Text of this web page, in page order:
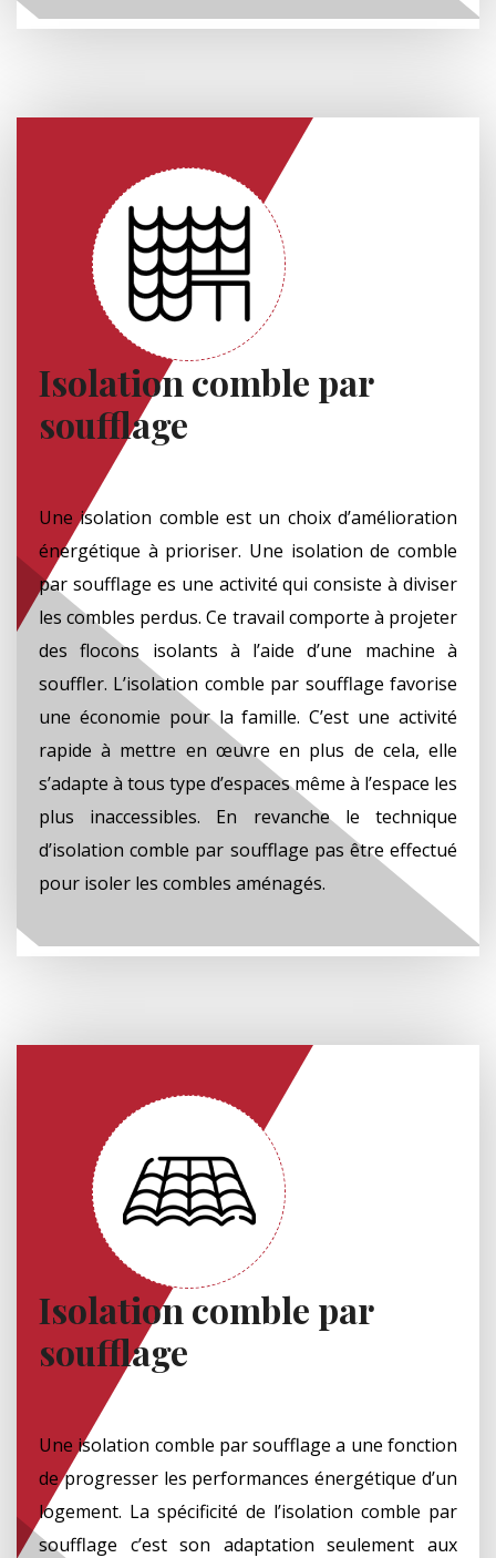
Isolation comble par
soufflage
Une isolation comble est un choix d’amélioration
énergétique à prioriser. Une isolation de comble
par soufflage es une activité qui consiste à diviser
les combles perdus. Ce travail comporte à projeter
des flocons isolants à l’aide d’une machine à
souffler. L’isolation comble par soufflage favorise
une économie pour la famille. C’est une activité
rapide à mettre en œuvre en plus de cela, elle
s’adapte à tous type d’espaces même à l’espace les
plus inaccessibles. En revanche le technique
d’isolation comble par soufflage pas être effectué
pour isoler les combles aménagés.
Isolation comble par
soufflage
Une isolation comble par soufflage a une fonction
de progresser les performances énergétique d’un
logement. La spécificité de l’isolation comble par
soufflage c’est son adaptation seulement aux